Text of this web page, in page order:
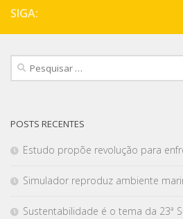
SIGA:
POSTS RECENTES
Estudo propõe revolução para
Simulador reproduz ambiente
Sustentabilidade é o tema da 23ª